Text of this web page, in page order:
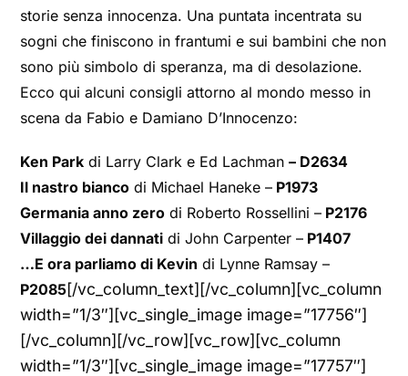
storie senza innocenza. Una puntata incentrata su
sogni che finiscono in frantumi e sui bambini che non
sono più simbolo di speranza, ma di desolazione.
Ecco qui alcuni consigli attorno al mondo messo in
scena da Fabio e Damiano D’Innocenzo:
Ken Park di Larry Clark e Ed Lachman– D2634
Il nastro bianco di Michael Haneke – P1973
Germania anno zero di Roberto Rossellini – P2176
Villaggio dei dannati di John Carpenter – P1407
…E ora parliamo di Kevin di Lynne Ramsay –
P2085[/vc_column_text][/vc_column][vc_column
width=”1/3″][vc_single_image image=”17756″]
[/vc_column][/vc_row][vc_row][vc_column
width=”1/3″][vc_single_image image=”17757″]